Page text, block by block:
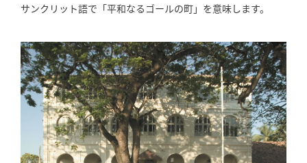
サンクリット語で「平和なるゴールの町」を意味します。